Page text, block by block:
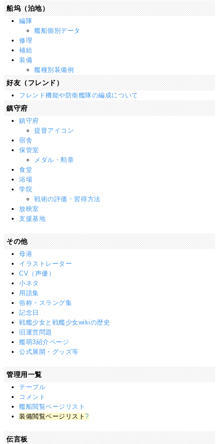
船坞（泊地）
編隊
艦船個別データ
修理
補給
装備
艦種別装備例
好友（フレンド）
フレンド機能や防衛艦隊の編成について
鎮守府
鎮守府
提督アイコン
宿舎
保管室
メダル・勲章
食堂
浴場
学院
戦術の評価・習得方法
放映室
支援基地
その他
母港
イラストレーター
CV（声優）
小ネタ
用語集
俗称・スラング集
記念日
戦艦少女と戦艦少女wikiの歴史
旧運営問題
艦萌3紹介ページ
公式展開・グッズ等
管理用一覧
テーブル
コメント
艦船閲覧ページリスト
装備閲覧ページリスト?
伝言板